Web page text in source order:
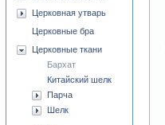
Церковная утварь
Церковные бра
Церковные ткани
Бархат
Китайский шелк
Парча
Шелк